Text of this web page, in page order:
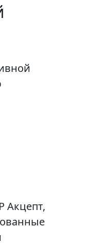
Акцепт,